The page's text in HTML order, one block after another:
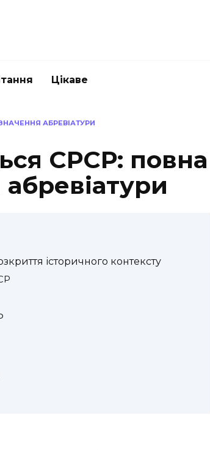
Цікаве
АБРЕВІАТУРИ
СРСР: повна
історичного контексту